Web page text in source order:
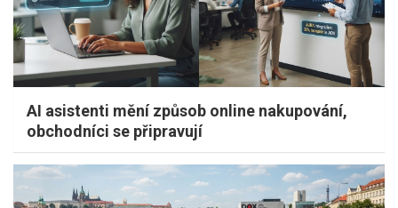
AI asistenti mění způsob online nakupování,
obchodníci se připravují